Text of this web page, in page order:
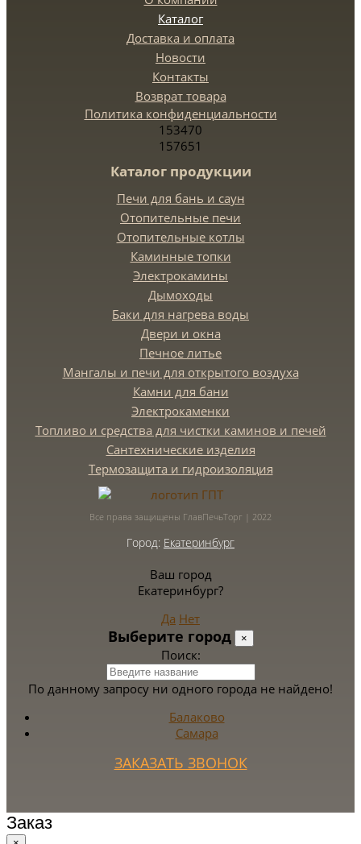
Каталог
Доставка и оплата
Новости
Контакты
Возврат товара
Политика конфиденциальности
153470
157651
Каталог продукции
Печи для бань и саун
Отопительные печи
Отопительные котлы
Каминные топки
Электрокамины
Дымоходы
Баки для нагрева воды
Двери и окна
Печное литье
Мангалы и печи для открытого воздуха
Камни для бани
Электрокаменки
Топливо и средства для чистки каминов и печей
Сантехнические изделия
Термозащита и гидроизоляция
Все права защищены ГлавПечьТорг | 2022
Город: Екатеринбург
Ваш город
Екатеринбург?
Да Нет
Выберите город ×
Поиск:
По данному запросу ни одного города не найдено!
Балаково
Самара
ЗАКАЗАТЬ ЗВОНОК
Заказ